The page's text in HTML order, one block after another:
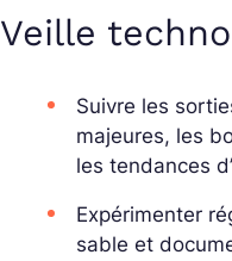
Veille
Suivre les
majeures, les
les tendances
Expérimenter
sable et